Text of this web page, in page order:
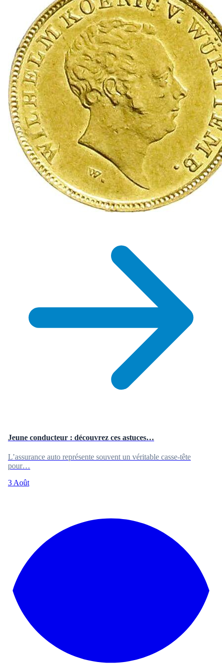
Jeune conducteur : découvrez ces astuces…
L’assurance auto représente souvent un véritable casse-tête
pour…
3 Août